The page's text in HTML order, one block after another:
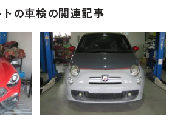
の車検の関連記事